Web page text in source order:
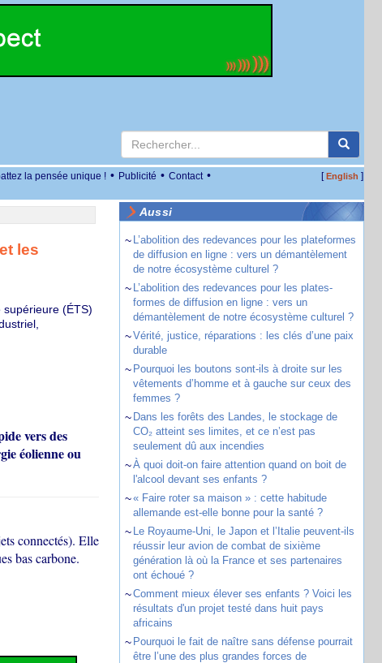
la pensée unique ! • Publicité • Contact • [English ]
les
(ÉTS)
vers des
éolienne ou
connectés). Elle
bas carbone.
Aussi
~ L’abolition des redevances pour les plateformes
de diffusion en ligne : vers un démantèlement
de notre écosystème culturel ?
~ L’abolition des redevances pour les plates-
formes de diffusion en ligne : vers un
démantèlement de notre écosystème culturel ?
~Vérité, justice, réparations : les clés d’une paix
durable
~ Pourquoi les boutons sont-ils à droite sur les
vêtements d’homme et à gauche sur ceux des
femmes ?
~ Dans les forêts des Landes, le stockage de
CO₂ atteint ses limites, et ce n’est pas
seulement dû aux incendies
~À quoi doit-on faire attention quand on boit de
l'alcool devant ses enfants ?
~« Faire roter sa maison » : cette habitude
allemande est-elle bonne pour la santé ?
~ Le Royaume-Uni, le Japon et l’Italie peuvent-ils
réussir leur avion de combat de sixième
génération là où la France et ses partenaires
ont échoué ?
~Comment mieux élever ses enfants ? Voici les
résultats d'un projet testé dans huit pays
africains
~ Pourquoi le fait de naître sans défense pourrait
être l’une des plus grandes forces de